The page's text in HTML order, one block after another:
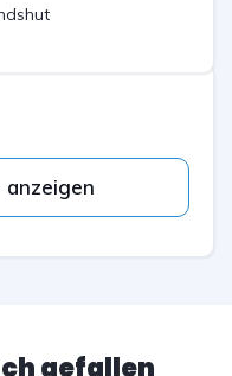
*** *** - anzeigen
gefallen